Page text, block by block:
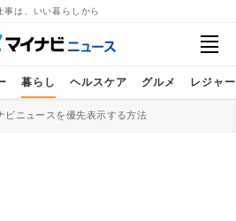
事は、いい暮らしから
暮らし ヘルスケア グルメ レジャー
ニュースを優先表示する方法